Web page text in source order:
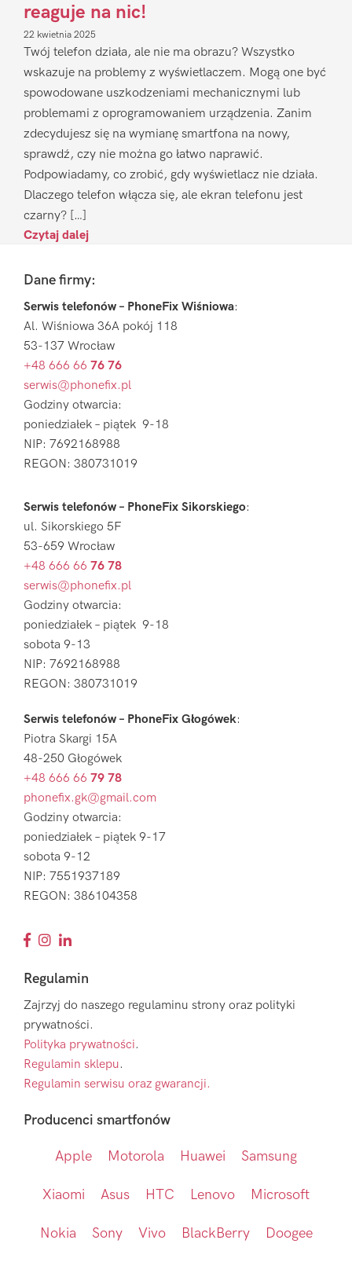
reaguje na nic!
22 kwietnia 2025
Twój telefon działa, ale nie ma obrazu? Wszystko
wskazuje na problemy z wyświetlaczem. Mogą one być
spowodowane uszkodzeniami mechanicznymi lub
problemami z oprogramowaniem urządzenia. Zanim
zdecydujesz się na wymianę smartfona na nowy,
sprawdź, czy nie można go łatwo naprawić.
Podpowiadamy, co zrobić, gdy wyświetlacz nie działa.
Dlaczego telefon włącza się, ale ekran telefonu jest
czarny? […]
Czytaj dalej
FooterDane firmy:
Serwis telefonów – PhoneFix Wiśniowa:
Al. Wiśniowa 36A pokój 118
53-137 Wrocław
+48 666 66 76 76
serwis@phonefix.pl
Godziny otwarcia:
poniedziałek – piątek 9-18
NIP: 7692168988
REGON: 380731019
Serwis telefonów – PhoneFix Sikorskiego:
ul. Sikorskiego 5F
53-659 Wrocław
+48 666 66 76 78
serwis@phonefix.pl
Godziny otwarcia:
poniedziałek – piątek 9-18
sobota 9-13
NIP: 7692168988
REGON: 380731019
Serwis telefonów – PhoneFix Głogówek:
Piotra Skargi 15A
48-250 Głogówek
+48 666 66 79 78
phonefix.gk@gmail.com
Godziny otwarcia:
poniedziałek – piątek 9-17
sobota 9-12
NIP: 7551937189
REGON: 386104358
Regulamin
Zajrzyj do naszego regulaminu strony oraz polityki
prywatności.
Polityka prywatności.
Regulamin sklepu.
Regulamin serwisu oraz gwarancji.
Producenci smartfonów
Apple Motorola Huawei Samsung
Xiaomi Asus HTC Lenovo Microsoft
Nokia Sony Vivo BlackBerry Doogee